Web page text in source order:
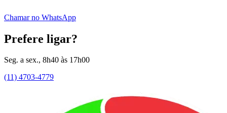
Chamar no WhatsApp
Prefere ligar?
Seg. a sex., 8h40 às 17h00
(11) 4703-4779